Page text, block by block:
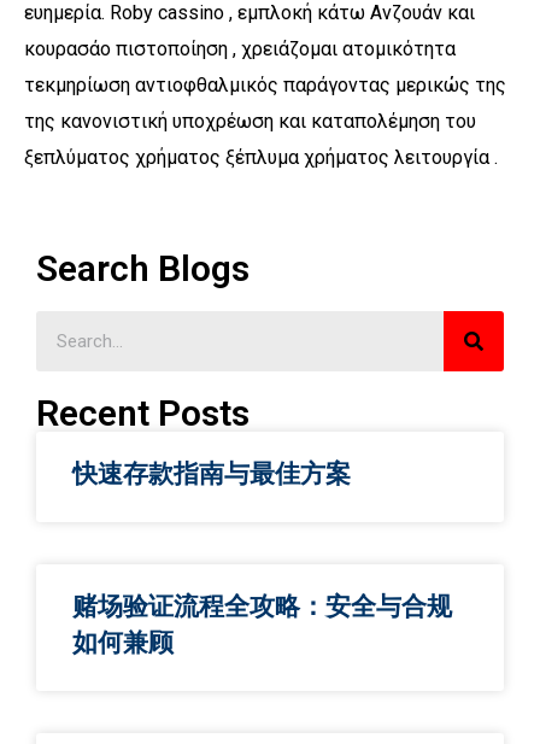
ευημερία. Roby cassino , εμπλοκή κάτω Ανζουάν και
κουρασάο πιστοποίηση , χρειάζομαι ατομικότητα
τεκμηρίωση αντιοφθαλμικός παράγοντας μερικώς της
της κανονιστική υποχρέωση και καταπολέμηση του
ξεπλύματος χρήματος ξέπλυμα χρήματος λειτουργία .
Search Blogs
Recent Posts
快速存款指南与最佳方案
赌场验证流程全攻略：安全与合规
如何兼顾